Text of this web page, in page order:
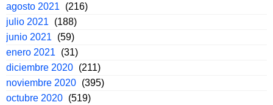
agosto 2021
(216)
julio 2021
(188)
junio 2021
(59)
enero 2021
(31)
diciembre 2020 (211)
noviembre 2020 (395)
octubre 2020 (519)